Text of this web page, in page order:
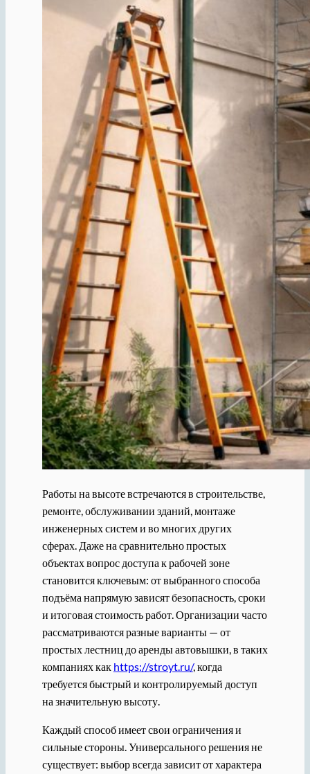
Работы на высоте встречаются в строительстве,
ремонте, обслуживании зданий, монтаже
инженерных систем и во многих других
сферах. Даже на сравнительно простых
объектах вопрос доступа к рабочей зоне
становится ключевым: от выбранного способа
подъёма напрямую зависят безопасность, сроки
и итоговая стоимость работ. Организации часто
рассматриваются разные варианты — от
простых лестниц до аренды автовышки, в таких
компаниях как https://stroyt.ru/, когда
требуется быстрый и контролируемый доступ
на значительную высоту.
Каждый способ имеет свои ограничения и
сильные стороны. Универсального решения не
существует: выбор всегда зависит от характера